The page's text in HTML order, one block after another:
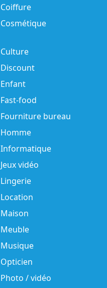
Coiffure
Cosmétique
Culture
Discount
Enfant
Fast-food
Fourniture bureau
Homme
Informatique
Jeux vidéo
Lingerie
Location
Maison
Meuble
Musique
Opticien
Photo / vidéo